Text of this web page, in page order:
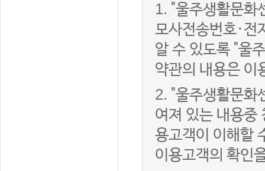
1. "울주생활문화
모사전송번호·전
알 수 있도록 "울
약관의 내용은 이
2. "울주생활문화
여져 있는 내용중
용고객이 이해할
이용고객의 확인